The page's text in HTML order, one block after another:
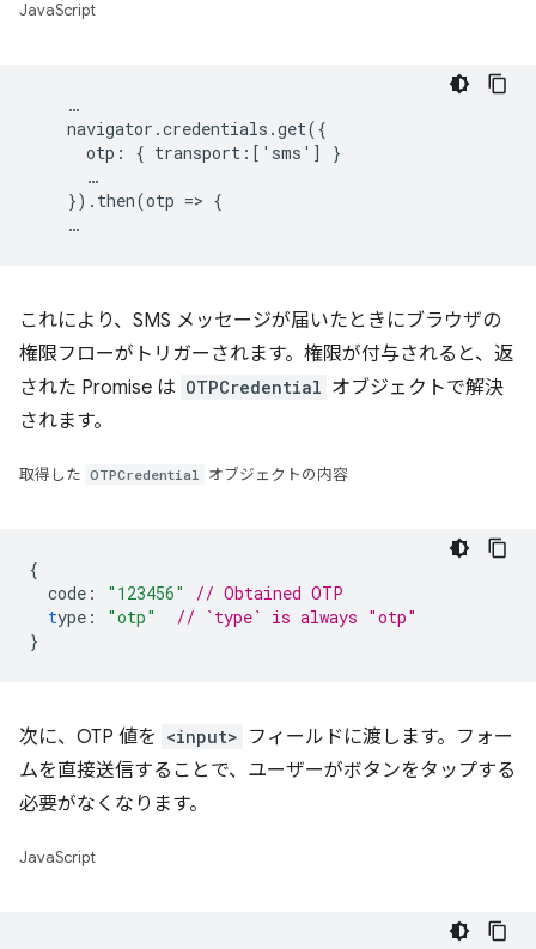
JavaScript
    …
    navigator.credentials.get({
      otp: { transport:['sms'] }
      …
    }).then(otp => {
これにより、SMS メッセージが届いたときにブラウザの
権限フローがトリガーされます。権限が付与されると、返
された Promise は OTPCredential オブジェクトで解決
されます。
取得した OTPCredential オブジェクトの内容
{
code : "123456"
// Obtained OTP
type : "otp"
// `type` is always "otp"
}
次に、OTP 値を <input> フィールドに渡します。フォー
ムを直接送信することで、ユーザーがボタンをタップする
必要がなくなります。
JavaScript